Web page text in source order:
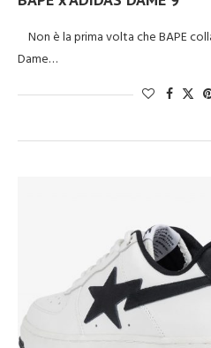
Non è la prima volta che BAPE
Dame…